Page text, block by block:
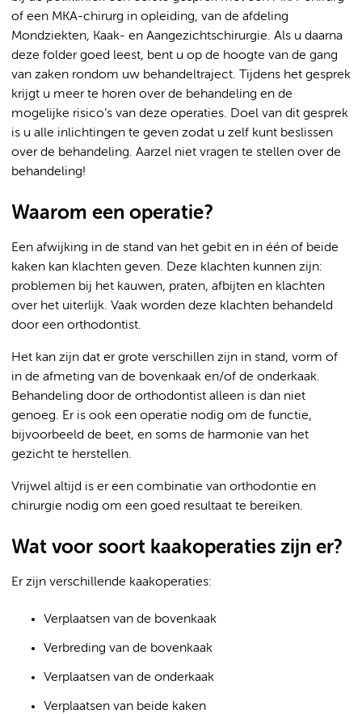
of een MKA-chirurg in opleiding, van de afdeling
Mondziekten, Kaak- en Aangezichtschirurgie. Als u daarna
deze folder goed leest, bent u op de hoogte van de gang
van zaken rondom uw behandeltraject. Tijdens het gesprek
krijgt u meer te horen over de behandeling en de
mogelijke risico’s van deze operaties. Doel van dit gesprek
is u alle inlichtingen te geven zodat u zelf kunt beslissen
over de behandeling. Aarzel niet vragen te stellen over de
behandeling!
Waarom een operatie?
Een afwijking in de stand van het gebit en in één of beide
kaken kan klachten geven. Deze klachten kunnen zijn:
problemen bij het kauwen, praten, afbijten en klachten
over het uiterlijk. Vaak worden deze klachten behandeld
door een orthodontist.
Het kan zijn dat er grote verschillen zijn in stand, vorm of
in de afmeting van de bovenkaak en/of de onderkaak.
Behandeling door de orthodontist alleen is dan niet
genoeg. Er is ook een operatie nodig om de functie,
bijvoorbeeld de beet, en soms de harmonie van het
gezicht te herstellen.
Vrijwel altijd is er een combinatie van orthodontie en
chirurgie nodig om een goed resultaat te bereiken.
Wat voor soort kaakoperaties zijn er?
Er zijn verschillende kaakoperaties:
Verplaatsen van de bovenkaak
Verbreding van de bovenkaak
Verplaatsen van de onderkaak
Verplaatsen van beide kaken